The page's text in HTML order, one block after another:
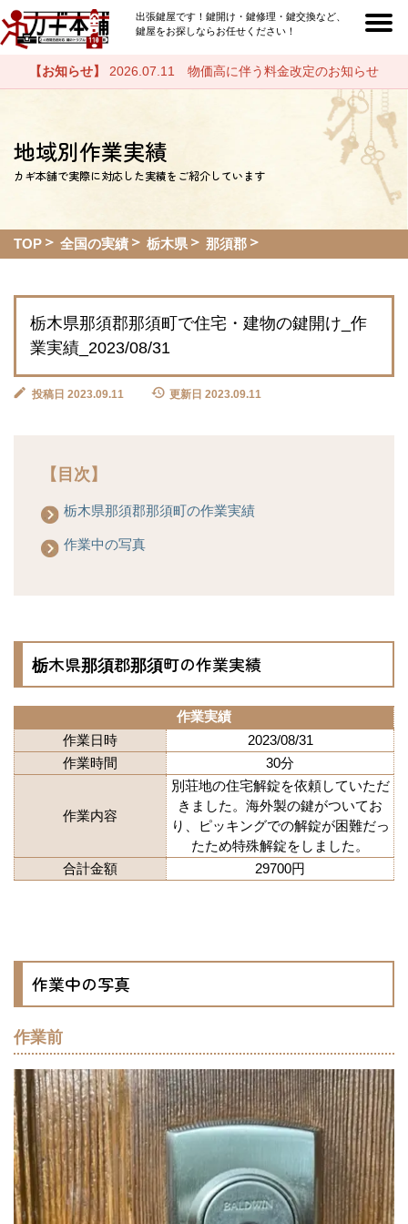
出張鍵屋です！鍵開け・鍵修理・鍵交換など、
鍵屋をお探しならお任せください！
【お知らせ】 2026.07.11 物価高に伴う料金改定のお知らせ
地域別作業実績
カギ本舗で実際に対応した実績をご紹介しています
TOP 全国の実績 栃木県 那須郡
栃木県那須郡那須町で住宅・建物の鍵開け_作
業実績_2023/08/31
投稿日 2023.09.11 更新日 2023.09.11
【目次】
栃木県那須郡那須町の作業実績
作業中の写真
栃木県那須郡那須町の作業実績
作業実績
作業日時
2023/08/31
作業時間
30分
作業内容
別荘地の住宅解錠を依頼していただ
きました。海外製の鍵がついてお
り、ピッキングでの解錠が困難だっ
たため特殊解錠をしました。
合計金額
29700円
作業中の写真
作業前